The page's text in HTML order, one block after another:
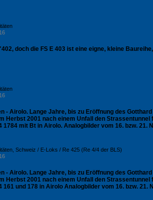
doch die FS E 403 ist eine eigne, kleine
- Airolo. Lange Jahre, bis zu Eröffnung des
Herbst 2001 nach einem Unfall den
1784 mit Bt in Airolo. Analogbilder vom 16. bzw. 21.
Schweiz / E-Loks / Re 425 (Re 4/4 der BLS)
- Airolo. Lange Jahre, bis zu Eröffnung des
Herbst 2001 nach einem Unfall den
161 und 178 in Airolo Analogbilder vom 16. bzw. 21.